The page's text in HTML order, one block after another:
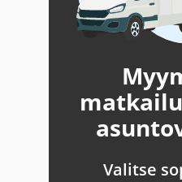
Valitse